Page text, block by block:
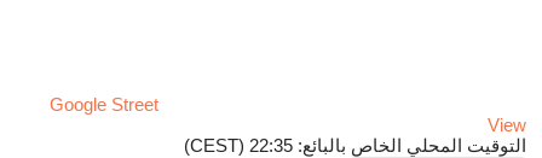
Google Street
View
التوقيت المحلي الخاص بالبائع: 22:35 (CEST)